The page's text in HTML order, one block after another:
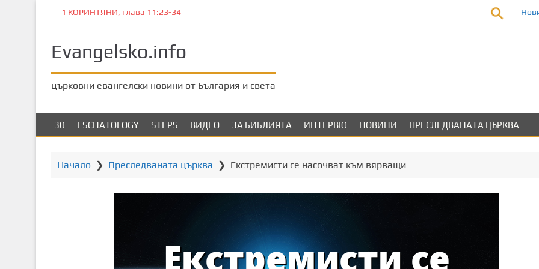
к
1 КОРИНТЯНИ, глава 11:23-34
Evangelsko.info
църковни евангелски новини от България и света
30 ESCHATOLOGY STEPS ВИДЕО ЗА БИБЛИЯТА ИНТЕРВЮ НОВИНИ ПРЕСЛЕДВАНАТА ЦЪРКВА
Начало ❯ Преследваната църква ❯ Екстремисти се насочват към вярващи